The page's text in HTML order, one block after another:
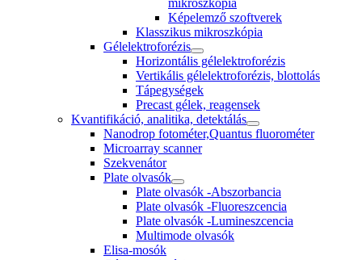
Képelemző szoftverek
Klasszikus mikroszkópia
Gélelektroforézis
Horizontális gélelektroforézis
Vertikális gélelektroforézis, blottolás
Tápegységek
Precast gélek, reagensek
Kvantifikáció, analitika, detektálás
Nanodrop fotométer,Quantus fluorométer
Microarray scanner
Szekvenátor
Plate olvasók
Plate olvasók -Abszorbancia
Plate olvasók -Fluoreszcencia
Plate olvasók -Lumineszcencia
Multimode olvasók
Elisa-mosók